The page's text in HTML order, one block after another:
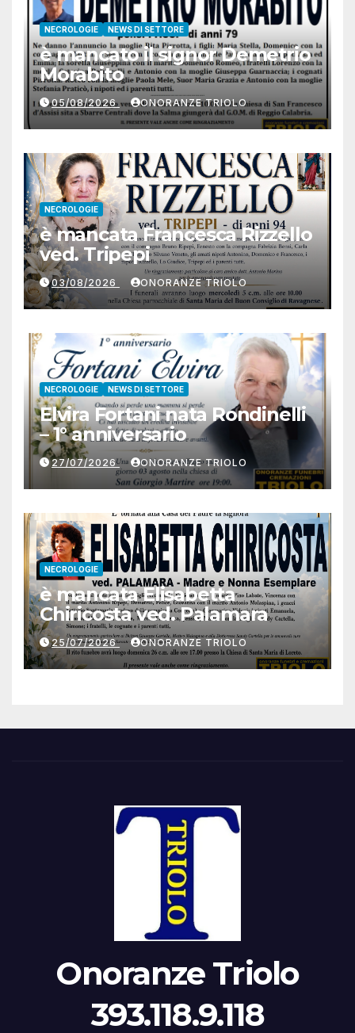
NECROLOGIE NEWS DI SETTORE
è mancato il signor Demetrio
Morabito
05/08/2026 ONORANZE TRIOLO
NECROLOGIE
è mancata Francesca Rizzello
ved. Tripepi
03/08/2026 ONORANZE TRIOLO
NECROLOGIE NEWS DI SETTORE
Elvira Fortani nata Rondinelli
– 1° anniversario
27/07/2026 ONORANZE TRIOLO
NECROLOGIE
è mancata Elisabetta
Chiricosta ved. Palamara
25/07/2026 ONORANZE TRIOLO
Onoranze Triolo
393.118.9.118